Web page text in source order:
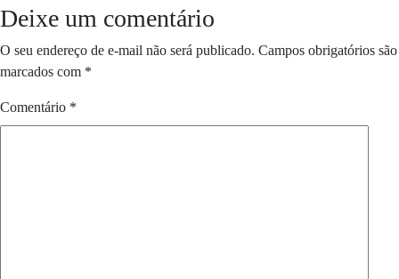
Deixe um comentário
O seu endereço de e-mail não será publicado. Campos obrigatórios são
marcados com *
Comentário *